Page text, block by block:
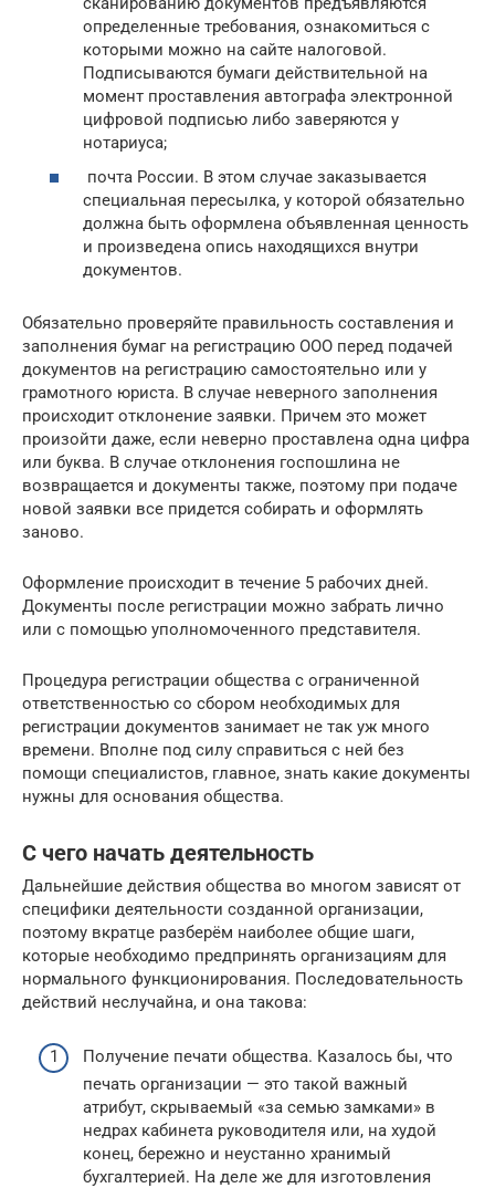
определенные требования, ознакомиться с
которыми можно на сайте налоговой.
Подписываются бумаги действительной на
момент проставления автографа электронной
цифровой подписью либо заверяются у
нотариуса;
почта России. В этом случае заказывается
специальная пересылка, у которой обязательно
должна быть оформлена объявленная ценность
и произведена опись находящихся внутри
документов.
Обязательно проверяйте правильность составления и
заполнения бумаг на регистрацию ООО перед подачей
документов на регистрацию самостоятельно или у
грамотного юриста. В случае неверного заполнения
происходит отклонение заявки. Причем это может
произойти даже, если неверно проставлена одна цифра
или буква. В случае отклонения госпошлина не
возвращается и документы также, поэтому при подаче
новой заявки все придется собирать и оформлять
заново.
Оформление происходит в течение 5 рабочих дней.
Документы после регистрации можно забрать лично
или с помощью уполномоченного представителя.
Процедура регистрации общества с ограниченной
ответственностью со сбором необходимых для
регистрации документов занимает не так уж много
времени. Вполне под силу справиться с ней без
помощи специалистов, главное, знать какие документы
нужны для основания общества.
С чего начать деятельность
Дальнейшие действия общества во многом зависят от
специфики деятельности созданной организации,
поэтому вкратце разберём наиболее общие шаги,
которые необходимо предпринять организациям для
нормального функционирования. Последовательность
действий неслучайна, и она такова:
Получение печати общества. Казалось бы, что
печать организации — это такой важный
атрибут, скрываемый «за семью замками» в
недрах кабинета руководителя или, на худой
конец, бережно и неустанно хранимый
бухгалтерией. На деле же для изготовления